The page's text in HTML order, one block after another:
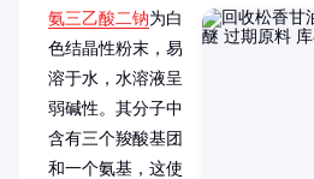
氨三乙酸二钠为白
色结晶性粉末，易
溶于水，水溶液呈
弱碱性。其分子中
含有三个羧酸基团
和一个氨基，这使